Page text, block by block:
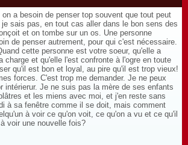
a besoin de penser top souvent que tout peut
sais pas, en tout cas aller dans le bon sens des
et on tombe sur un os. Une personne
de penser autrement, pour qui c'est nécessaire.
cette personne est votre soeur, qu'elle a
charge et qu'elle l'est confronte à l'ogre en toute
qu'il est bon et loyal, au pire qu'il est trop vieux!
forces. C'est trop me demander. Je ne peux
intérierur. Je ne suis pas la mère de ses enfants
et les miens avec moi, et j'en reste sans
à sa fenêtre comme il se doit, mais comment
à voir ce qu'on voit, ce qu'on a vu et ce qu'il
voir une nouvelle fois?